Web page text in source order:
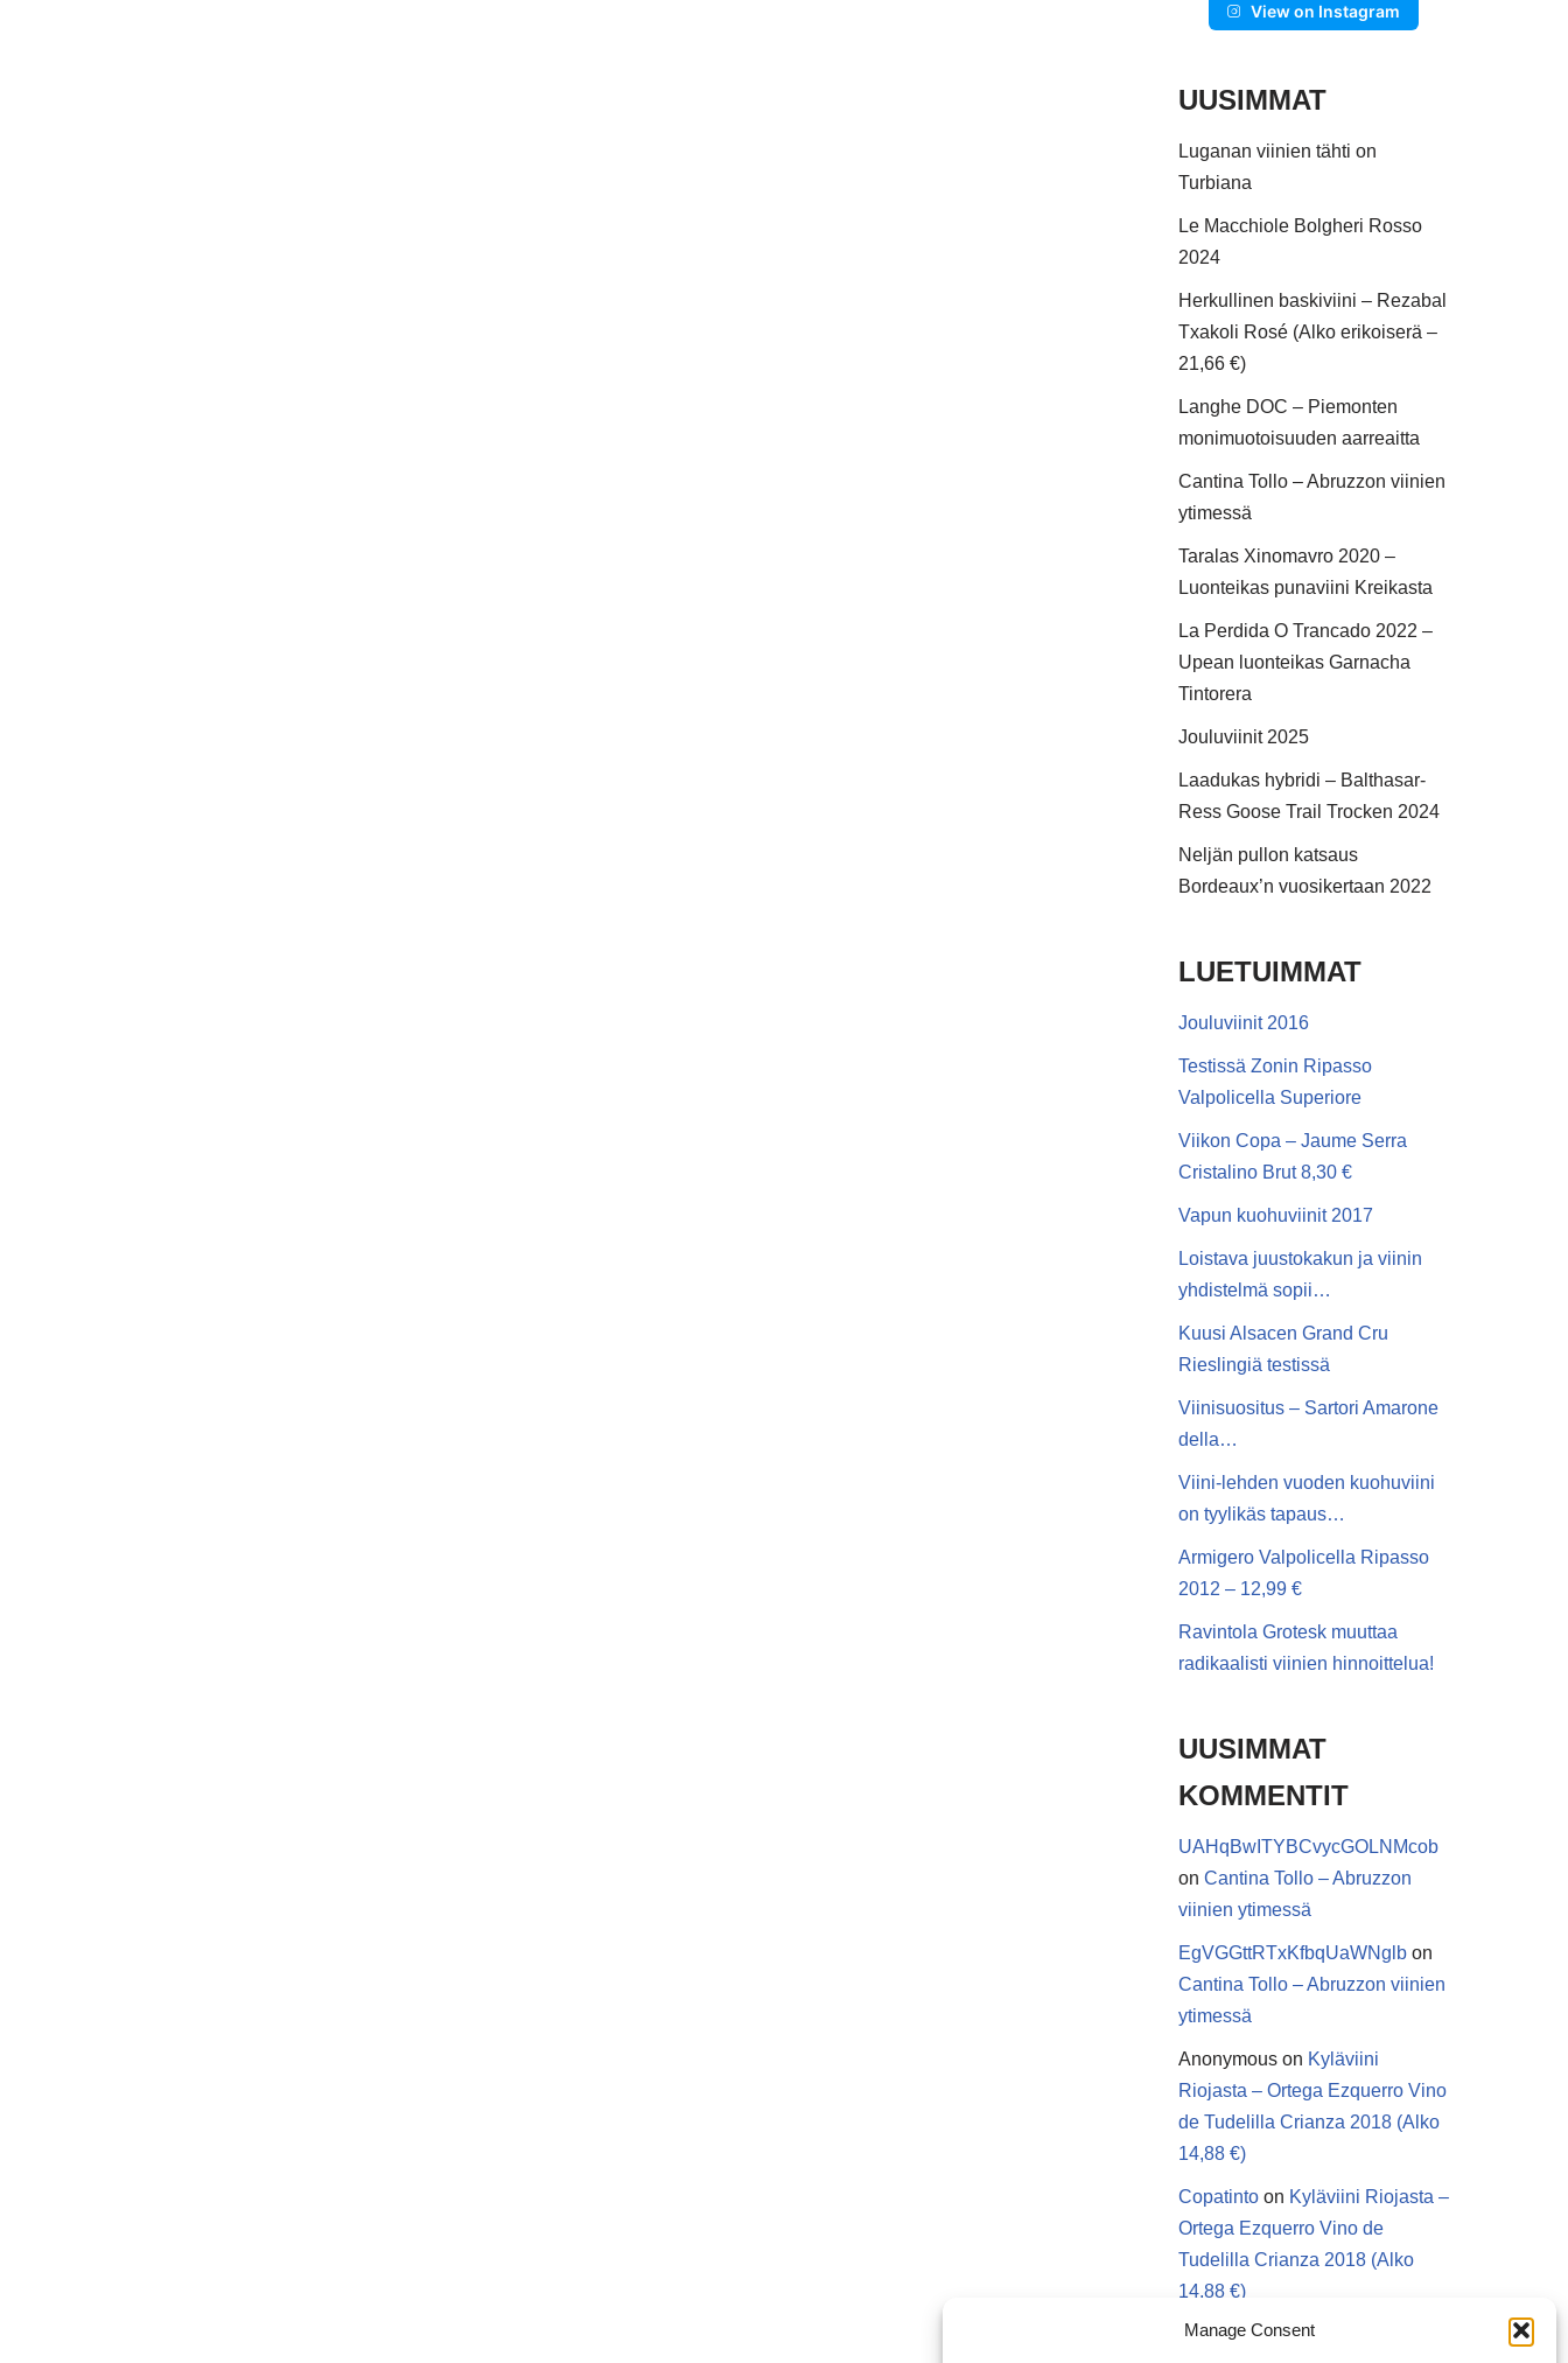
Manage Consent
View on Instagram
UUSIMMAT
Luganan viinien tähti on
Turbiana
Le Macchiole Bolgheri Rosso
2024
Herkullinen baskiviini – Rezabal
Txakoli Rosé (Alko erikoiserä –
21,66 €)
Langhe DOC – Piemonten
monimuotoisuuden aarreaitta
Cantina Tollo – Abruzzon viinien
ytimessä
Taralas Xinomavro 2020 –
Luonteikas punaviini Kreikasta
La Perdida O Trancado 2022 –
Upean luonteikas Garnacha
Tintorera
Jouluviinit 2025
Laadukas hybridi – Balthasar-
Ress Goose Trail Trocken 2024
Neljän pullon katsaus
Bordeaux’n vuosikertaan 2022
LUETUIMMAT
Jouluviinit 2016
Testissä Zonin Ripasso
Valpolicella Superiore
Viikon Copa – Jaume Serra
Cristalino Brut 8,30 €
Vapun kuohuviinit 2017
Loistava juustokakun ja viinin
yhdistelmä sopii…
Kuusi Alsacen Grand Cru
Rieslingiä testissä
Viinisuositus – Sartori Amarone
della…
Viini-lehden vuoden kuohuviini
on tyylikäs tapaus…
Armigero Valpolicella Ripasso
2012 – 12,99 €
Ravintola Grotesk muuttaa
radikaalisti viinien hinnoittelua!
UUSIMMAT
KOMMENTIT
UAHqBwITYBCvycGOLNMcob
on Cantina Tollo – Abruzzon
viinien ytimessä
EgVGGttRTxKfbqUaWNglbon
Cantina Tollo – Abruzzon viinien
ytimessä
Anonymouson Kyläviini
Riojasta – Ortega Ezquerro Vino
de Tudelilla Crianza 2018 (Alko
14,88 €)
Copatintoon Kyläviini Riojasta –
Ortega Ezquerro Vino de
Tudelilla Crianza 2018 (Alko
14,88 €)
Sanna van Herwaarden